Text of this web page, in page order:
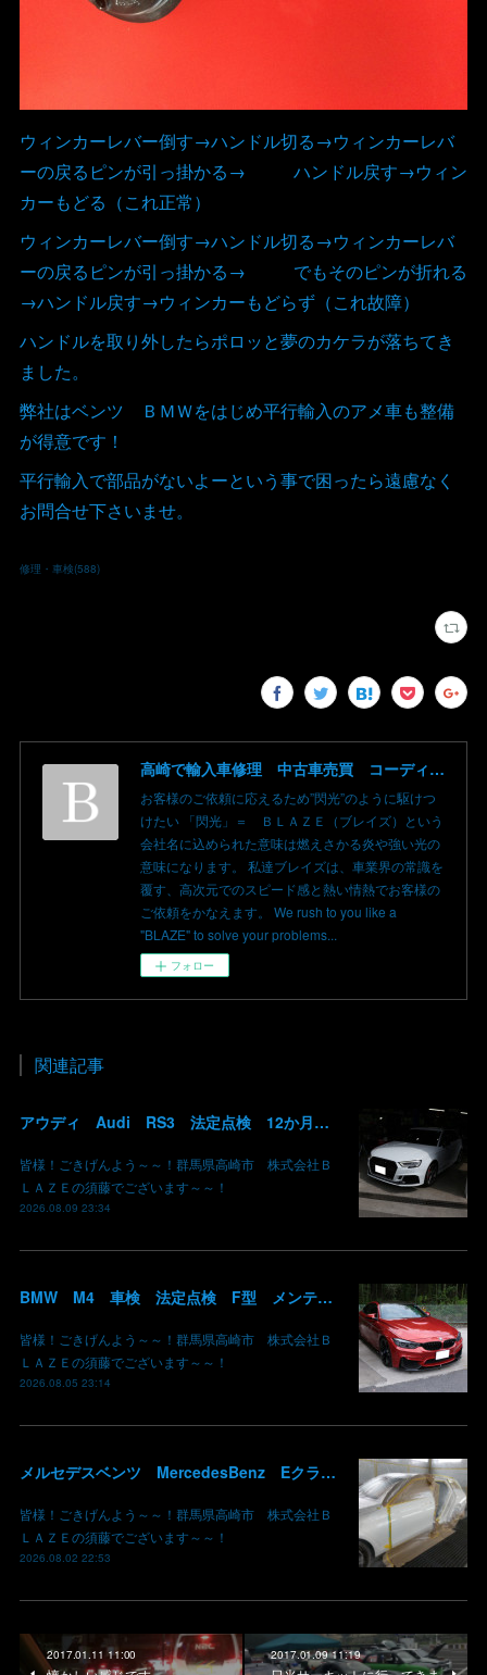
ウィンカーレバー倒す→ハンドル切る→ウィンカーレバ
ーの戻るピンが引っ掛かる→ ハンドル戻す→ウィン
カーもどる（これ正常）
ウィンカーレバー倒す→ハンドル切る→ウィンカーレバ
ーの戻るピンが引っ掛かる→ でもそのピンが折れる
→ハンドル戻す→ウィンカーもどらず（これ故障）
ハンドルを取り外したらポロッと夢のカケラが落ちてき
ました。
弊社はベンツ ＢＭＷをはじめ平行輸入のアメ車も整備
が得意です！
平行輸入で部品がないよーという事で困ったら遠慮なく
お問合せ下さいませ。
修理・車検(588)
高崎で輸入車修理 中古車売買 コーディングならBLAZE（ブレイズ）へ│BLAZE Total Car Support & Modify in Takasaki Gunma
お客様のご依頼に応えるため”閃光”のように駆けつ
けたい 「閃光」＝ ＢＬＡＺＥ（ブレイズ）という
会社名に込められた意味は燃えさかる炎や強い光の
意味になります。 私達ブレイズは、車業界の常識を
覆す、高次元でのスピード感と熱い情熱でお客様の
ご依頼をかなえます。 We rush to you like a
"BLAZE" to solve your problems...
フォロー
関連記事
アウディ Audi RS3 法定点検 12か月点検 エンジンオイル 交換 WAKO'S ワコーズ グーピット 群馬 高崎
皆様！ごきげんよう～～！群馬県高崎市 株式会社Ｂ
ＬＡＺＥの須藤でございます～～！
2026.08.09 23:34
BMW M4 車検 法定点検 F型 メンテナンス ロアアーム 交換 群馬 高崎
皆様！ごきげんよう～～！群馬県高崎市 株式会社Ｂ
ＬＡＺＥの須藤でございます～～！
2026.08.05 23:14
メルセデスベンツ MercedesBenz Eクラス 213 板金 鈑金 修理 ドア バンパー サイドスカート クォーターパネル 保険 群馬 高崎
皆様！ごきげんよう～～！群馬県高崎市 株式会社Ｂ
ＬＡＺＥの須藤でございます～～！
2026.08.02 22:53
2017.01.11 11:00 2017.01.09 11:19